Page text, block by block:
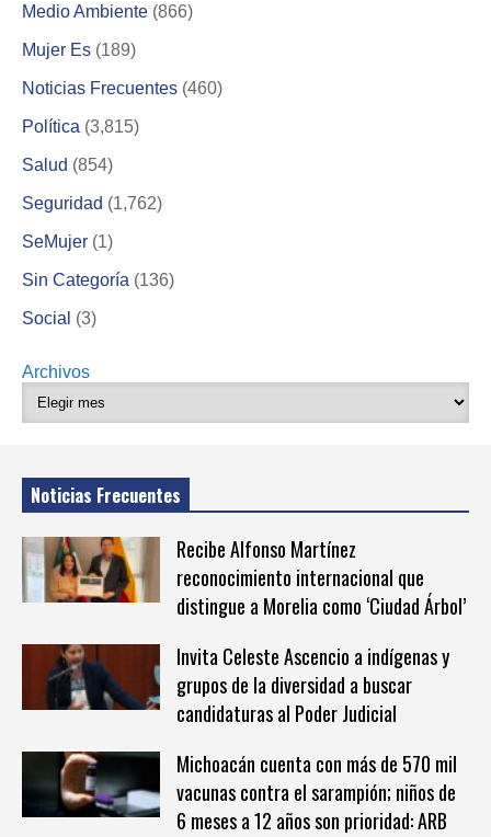
Medio Ambiente (866)
Mujer Es (189)
Noticias Frecuentes (460)
Política (3,815)
Salud (854)
Seguridad (1,762)
SeMujer (1)
Sin Categoría (136)
Social (3)
Archivos
Noticias Frecuentes
Recibe Alfonso Martínez
reconocimiento internacional que
distingue a Morelia como ‘Ciudad Árbol’
Invita Celeste Ascencio a indígenas y
grupos de la diversidad a buscar
candidaturas al Poder Judicial
Michoacán cuenta con más de 570 mil
vacunas contra el sarampión; niños de
6 meses a 12 años son prioridad: ARB